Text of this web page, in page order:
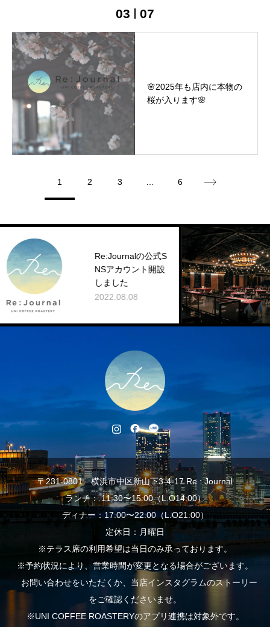
03 07
🌸2025年も店内に本物の
桜が入ります🌸
1 2 3 6
Re:Journalの公式S
NSアカウント開設
しました
2022.08.08
〒231-0801 横浜市中区新山下3-4-17 Re : Journal
ランチ： 11:30〜15:00（L.O14:00）
ディナー：17:00〜22:00（L.O21:00）
定休日：月曜日
※テラス席の利用希望は当日のみ承っております。
※予約状況により、営業時間が変更となる場合がございます。
お問い合わせをいただくか、当店インスタグラムのストーリー
をご確認くださいませ。
※UNI COFFEE ROASTERYのアプリ連携は対象外です。